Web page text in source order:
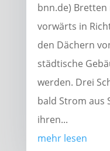
bnn.de)
vorwärts in
den Dächern
städtische
werden. Drei
bald Strom aus
ihren...
mehr lesen